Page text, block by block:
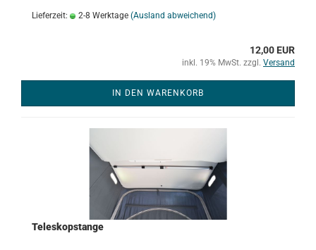
Lieferzeit: 2-8 Werktage (Ausland abweichend)
12,00 EUR
inkl. 19% MwSt. zzgl. Versand
IN DEN WARENKORB
Teleskopstange